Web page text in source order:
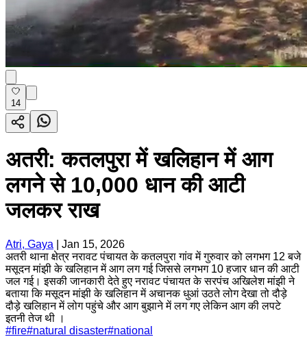
14
अतरी: कतलपुरा में खलिहान में आग
लगने से 10,000 धान की आटी
जलकर राख
Atri, Gaya
Jan 15, 2026
अतरी थाना क्षेत्र नरावट पंचायत के कतलपुरा गांव में गुरुवार को लगभग 12 बजे
मसूदन मांझी के खलिहान में आग लग गई जिससे लगभग 10 हजार धान की आटी
जल गई। इसकी जानकारी देते हुए नरावट पंचायत के सरपंच अखिलेश मांझी ने
बताया कि मसूदन मांझी के खलिहान में अचानक धुआं उठते लोग देखा तो दौड़े
दौड़े खलिहान में लोग पहुंचे और आग बुझाने में लग गए लेकिन आग की लपटे
इतनी तेज थी ।
#fire#natural disaster#national